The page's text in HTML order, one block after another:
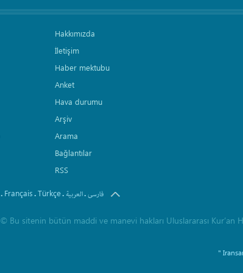
Hakkımızda
İletişim
Haber mektubu
Anket
Hava durumu
Arşiv
Arama
Bağlantılar
RSS
. Français.Türkçe. العربیة.فارسی
© Bu sitenin bütün maddi ve manevi hakları Uluslararası Kur’an
"